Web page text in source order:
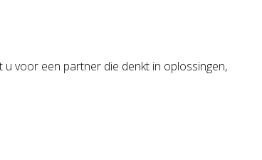
voor een partner die denkt in oplossingen,